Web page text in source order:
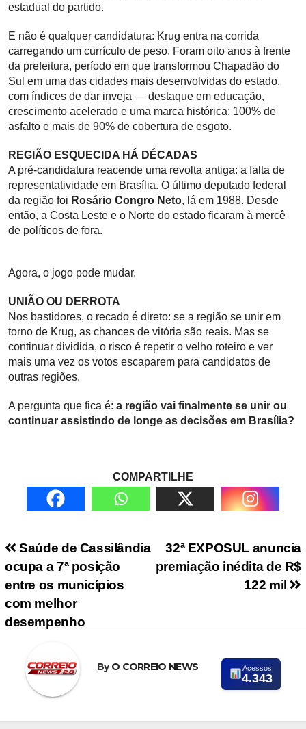
estadual do partido.
E não é qualquer candidatura: Krug entra na corrida
carregando um currículo de peso. Foram oito anos à frente
da prefeitura, período em que transformou Chapadão do
Sul em uma das cidades mais desenvolvidas do estado,
com índices de dar inveja — destaque em educação,
crescimento acelerado e uma marca histórica: 100% de
asfalto e mais de 90% de cobertura de esgoto.
REGIÃO ESQUECIDA HÁ DÉCADAS
A pré-candidatura reacende uma revolta antiga: a falta de
representatividade em Brasília. O último deputado federal
da região foi Rosário Congro Neto, lá em 1988. Desde
então, a Costa Leste e o Norte do estado ficaram à mercê
de políticos de fora.
Agora, o jogo pode mudar.
UNIÃO OU DERROTA
Nos bastidores, o recado é direto: se a região se unir em
torno de Krug, as chances de vitória são reais. Mas se
continuar dividida, o risco é repetir o velho roteiro e ver
mais uma vez os votos escaparem para candidatos de
outras regiões.
A pergunta que fica é: a região vai finalmente se unir ou
continuar assistindo de longe as decisões em Brasília?
COMPARTILHE
Navegação de Post32ª EXPOSUL anuncia
premiação inédita de R$
122 mil
Saúde de Cassilândia
ocupa a 7ª posição
entre os municípios
com melhor
desempenho
ByO CORREIO NEWS Acessos
4.343